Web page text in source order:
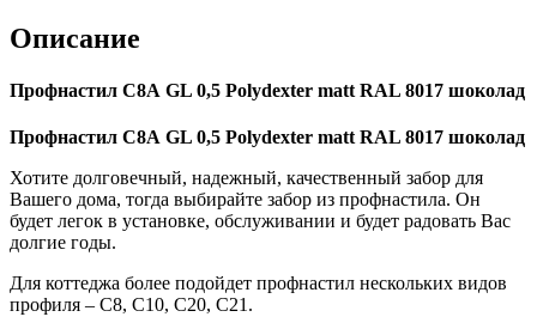
Описание
Профнастил С8А GL 0,5 Polydexter matt RAL 8017 шоколад
Профнастил С8А GL 0,5 Polydexter matt RAL 8017 шоколад
Хотите долговечный, надежный, качественный забор для
Вашего дома, тогда выбирайте забор из профнастила. Он
будет легок в установке, обслуживании и будет радовать Вас
долгие годы.
Для коттеджа более подойдет профнастил нескольких видов
профиля – С8, С10, С20, С21.